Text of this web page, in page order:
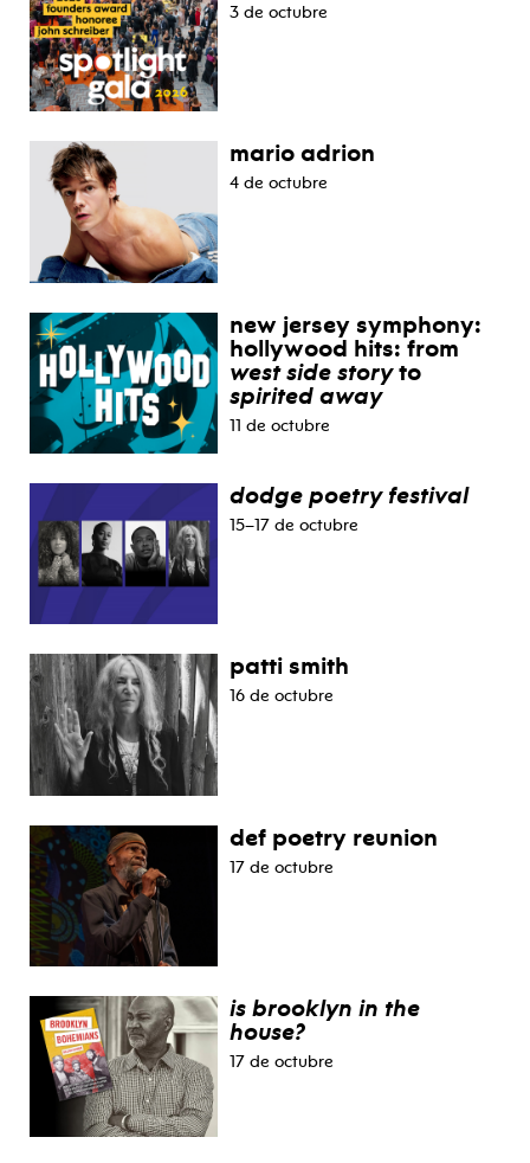
3 de octubre
mario adrion
4 de octubre
new jersey symphony:
hollywood hits: from
west side storyto
spirited away
11 de octubre
dodge poetry festival
15–17 de octubre
patti smith
16 de octubre
def poetry reunion
17 de octubre
is brooklyn in the
house?
17 de octubre